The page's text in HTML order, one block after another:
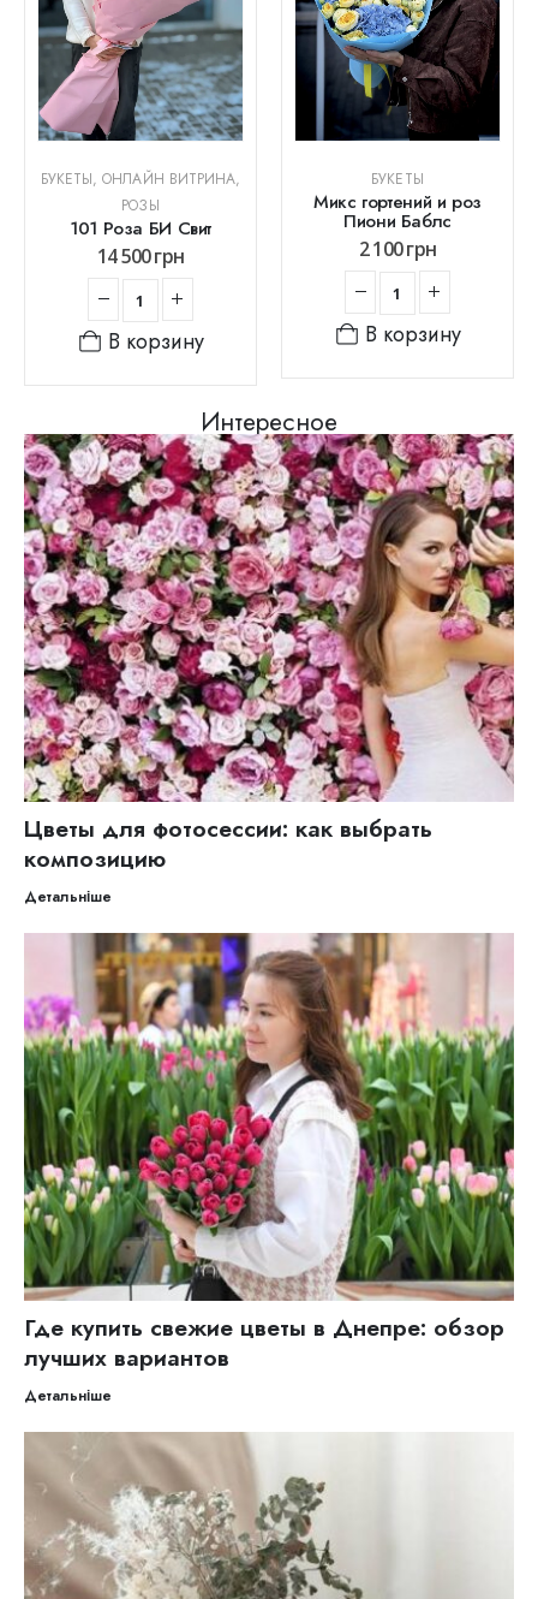
БУКЕТЫ,ОНЛАЙН ВИТРИНА,
РОЗЫ
101 Роза БИ Свит
14 500грн
В корзину
БУКЕТЫ
Микс гортений и роз
Пиони Баблс
2 100грн
В корзину
Интересное
Цветы для фотосессии: как выбрать
композицию
Детальніше
Где купить свежие цветы в Днепре: обзор
лучших вариантов
Детальніше